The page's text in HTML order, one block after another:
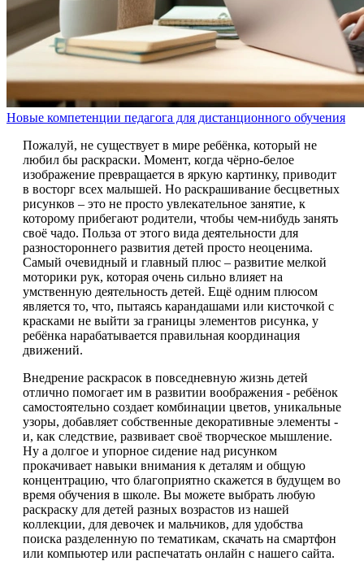
Новые компетенции педагога для дистанционного обучения
Пожалуй, не существует в мире ребёнка, который не
любил бы раскраски. Момент, когда чёрно-белое
изображение превращается в яркую картинку, приводит
в восторг всех малышей. Но раскрашивание бесцветных
рисунков – это не просто увлекательное занятие, к
которому прибегают родители, чтобы чем-нибудь занять
своё чадо. Польза от этого вида деятельности для
разностороннего развития детей просто неоценима.
Самый очевидный и главный плюс – развитие мелкой
моторики рук, которая очень сильно влияет на
умственную деятельность детей. Ещё одним плюсом
является то, что, пытаясь карандашами или кисточкой с
красками не выйти за границы элементов рисунка, у
ребёнка нарабатывается правильная координация
движений.
Внедрение раскрасок в повседневную жизнь детей
отлично помогает им в развитии воображения - ребёнок
самостоятельно создает комбинации цветов, уникальные
узоры, добавляет собственные декоративные элементы -
и, как следствие, развивает своё творческое мышление.
Ну а долгое и упорное сидение над рисунком
прокачивает навыки внимания к деталям и общую
концентрацию, что благоприятно скажется в будущем во
время обучения в школе. Вы можете выбрать любую
раскраску для детей разных возрастов из нашей
коллекции, для девочек и мальчиков, для удобства
поиска разделенную по тематикам, скачать на смартфон
или компьютер или распечатать онлайн с нашего сайта.